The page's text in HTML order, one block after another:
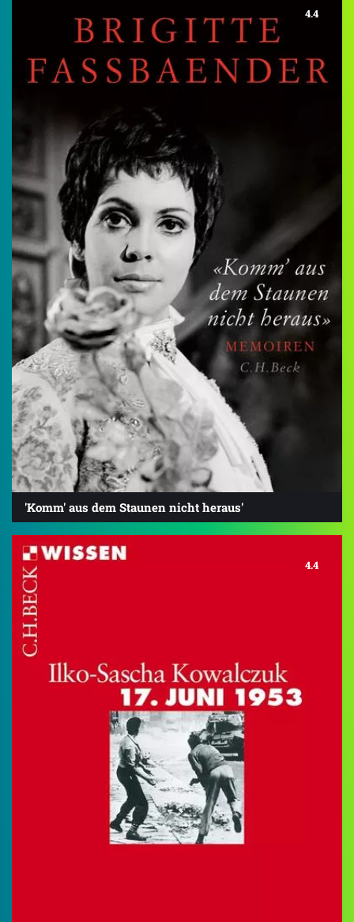
4.4
'Komm' aus dem Staunen nicht heraus'
4.4